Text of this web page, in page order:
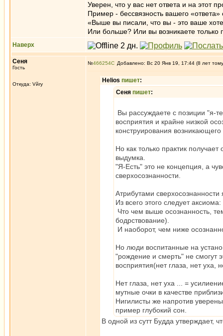
Уверен, что у вас нет ответа и на этот
Пример - бессвязность вашего
«Выше вы писали, что вы - это ваше
Или больше? Или вы возникаете только
Наверх
Сеня
Гость
Откуда: Vйry
№466254 Добавлено: Вс 20 Янв 19, 17:44 (8 лет
Helios пишет:
Сеня пишет:
Вы рассуждаете с позиции "я-
восприятия и крайне низкой
конструирования
Но как только практик
выдумка.
"Я-Есть" это не концепция, а
сверхосознанности.
Атрибутами сверхосознанности
Из всего этого следует аксиома:
Что чем выше осознанность,
бодрствование).
И наоборот, чем ниже
Но люди воспитанные на
"рождение и смерть" не смогут
восприятия(нет глаза, нет уха,
Нет глаза, нет уха ... =
мутные очки в качестве
Нигилисты же напротив
пример глубокий сон.
В одной из сутт Будда утверждает,